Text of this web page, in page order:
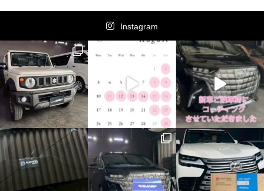
Instagram